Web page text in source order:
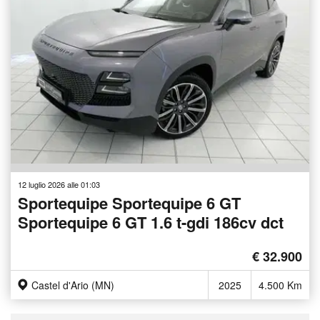
12 luglio 2026 alle 01:03
Sportequipe Sportequipe 6 GT
Sportequipe 6 GT 1.6 t-gdi 186cv dct
€ 32.900
Castel d'Ario (MN) 2025 4.500 Km